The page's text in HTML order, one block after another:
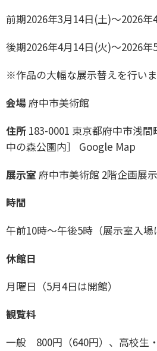
前期2026年3月14日(土)〜2026年
後期2026年4月14日(火)〜2026年
※作品の大幅な展示替えを行いま
会場 府中市美術館
住所 183-0001 東京都府中市浅
中の森公園内］ Google Map
展示室 府中市美術館 2階企画展
時間
午前10時～午後5時（展示室入場
休館日
月曜日（5月4日は開館）
観覧料
一般 800円（640円）、高校生